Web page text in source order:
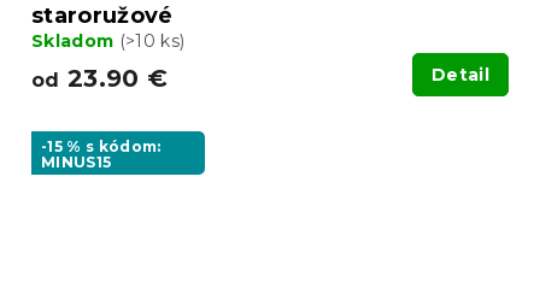
staroružové
Skladom (>10 ks)
od 23.90 € Detail
-15 % s kódom:
MINUS15